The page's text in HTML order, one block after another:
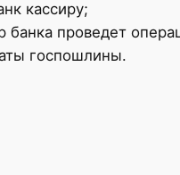
кассиру;
банка проведет
госпошлины.